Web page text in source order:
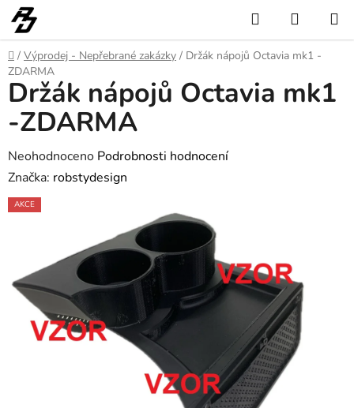
Přejít
na
obsah
Hledat
KOŠÍK
Domů
/ Výprodej - Nepřebrané zakázky / Držák nápojů Octavia mk1 -
ZDARMA
Držák nápojů Octavia mk1
-ZDARMA
Průměrné
hodnocení
produktu
5
hvězdiček.
Neohodnoceno Podrobnosti hodnocení
Značka: robstydesign
AKCE